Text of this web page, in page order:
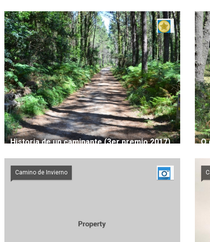
Historia de un caminante (3er premio 2017) O
Camino de Invierno